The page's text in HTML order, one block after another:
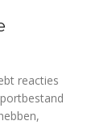
reacties